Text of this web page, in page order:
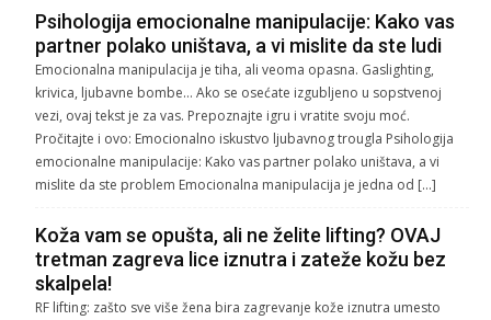
Psihologija emocionalne manipulacije: Kako vas
partner polako uništava, a vi mislite da ste ludi
Emocionalna manipulacija je tiha, ali veoma opasna. Gaslighting,
krivica, ljubavne bombe… Ako se osećate izgubljeno u sopstvenoj
vezi, ovaj tekst je za vas. Prepoznajte igru i vratite svoju moć.
Pročitajte i ovo: Emocionalno iskustvo ljubavnog trougla Psihologija
emocionalne manipulacije: Kako vas partner polako uništava, a vi
mislite da ste problem Emocionalna manipulacija je jedna od […]
Koža vam se opušta, ali ne želite lifting? OVAJ
tretman zagreva lice iznutra i zateže kožu bez
skalpela!
RF lifting: zašto sve više žena bira zagrevanje kože iznutra umesto